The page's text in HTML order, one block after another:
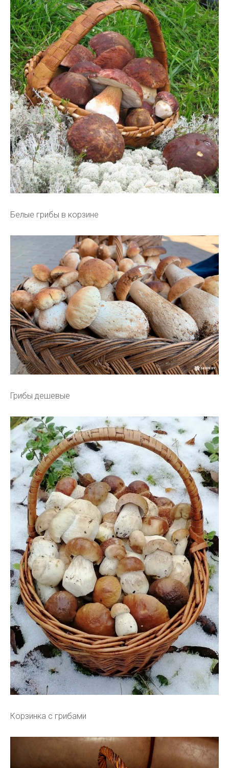
Белые грибы в корзине
Грибы дешевые
Корзинка с грибами